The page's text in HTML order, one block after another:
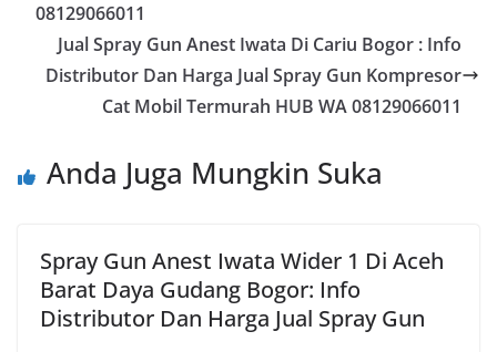
08129066011
Jual Spray Gun Anest Iwata Di Cariu Bogor : Info
Distributor Dan Harga Jual Spray Gun Kompresor
Cat Mobil Termurah HUB WA 08129066011
Anda Juga Mungkin Suka
Spray Gun Anest Iwata Wider 1 Di Aceh
Barat Daya Gudang Bogor: Info
Distributor Dan Harga Jual Spray Gun